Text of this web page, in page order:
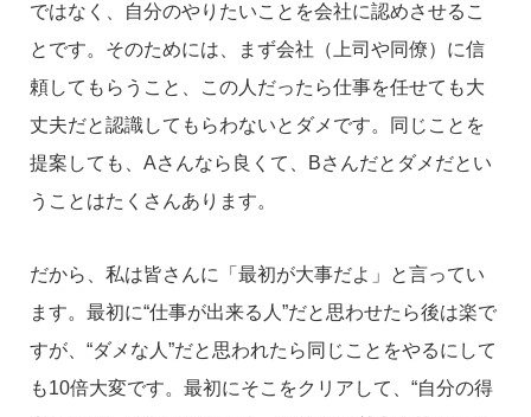
ではなく、自分のやりたいことを会社に認めさせるこ
とです。そのためには、まず会社（上司や同僚）に信
頼してもらうこと、この人だったら仕事を任せても大
丈夫だと認識してもらわないとダメです。同じことを
提案しても、Aさんなら良くて、Bさんだとダメだとい
うことはたくさんあります。
だから、私は皆さんに「最初が大事だよ」と言ってい
ます。最初に“仕事が出来る人”だと思わせたら後は楽で
すが、“ダメな人”だと思われたら同じことをやるにして
も10倍大変です。最初にそこをクリアして、“自分の得